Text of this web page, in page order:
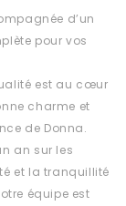
d’un
pour vos
est au cœur
charme et
de Donna.
an sur les
et la tranquillité
équipe est